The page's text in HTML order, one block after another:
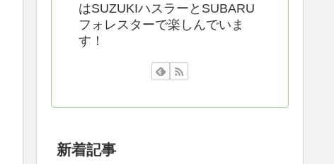
はSUZUKIハスラーとSUBARU
フォレスターで楽しんでいま
す！
新着記事